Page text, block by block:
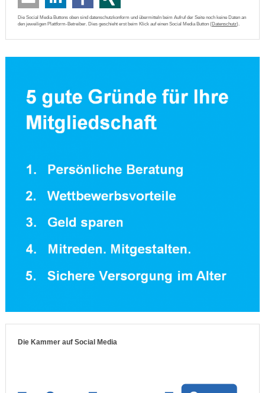
Die Social Media Buttons oben sind datenschutzkonform und übermitteln beim Aufruf der Seite noch keine Daten an
den jeweiligen Plattform-Betreiber. Dies geschieht erst beim Klick auf einen Social Media Button (Datenschutz).
Die Kammer auf Social Media